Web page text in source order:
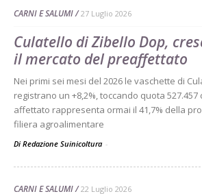
CARNI E SALUMI 27 Luglio 2026
Culatello di Zibello Dop,
il mercato del preaffettato
Nei primi sei mesi del 2026 le vaschette di
registrano un +8,2%, toccando quota
affettato rappresenta ormai il 41,7% della
filiera agroalimentare
Di Redazione Suinicoltura -
CARNI E SALUMI 22 Luglio 2026